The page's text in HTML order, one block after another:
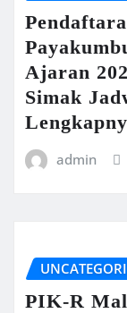
Ajaran
Simak
admin
PIK-R